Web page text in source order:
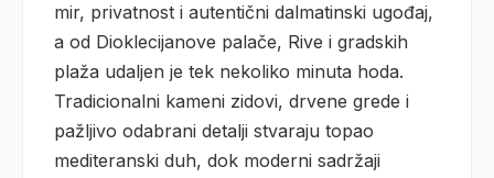
mir, privatnost i autentični dalmatinski ugođaj,
a od Dioklecijanove palače, Rive i gradskih
plaža udaljen je tek nekoliko minuta hoda.
Tradicionalni kameni zidovi, drvene grede i
pažljivo odabrani detalji stvaraju topao
mediteranski duh, dok moderni sadržaji